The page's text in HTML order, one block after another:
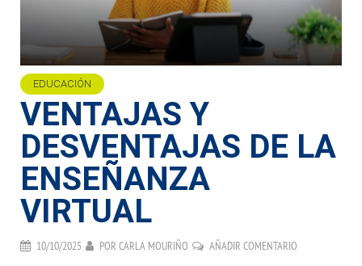
EDUCACIÓN
VENTAJAS Y
DESVENTAJAS DE LA
ENSEÑANZA
VIRTUAL
10/10/2025 POR CARLA MOURIÑO AÑADIR COMENTARIO